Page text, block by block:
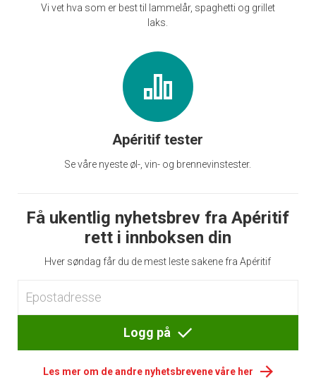
Vi vet hva som er best til lammelår, spaghetti og grillet
laks.
Apéritif tester
Se våre nyeste øl-, vin- og brennevinstester.
Få ukentlig nyhetsbrev fra Apéritif
rett i innboksen din
Hver søndag får du de mest leste sakene fra Apéritif
Logg på
Les mer om de andre nyhetsbrevene våre her